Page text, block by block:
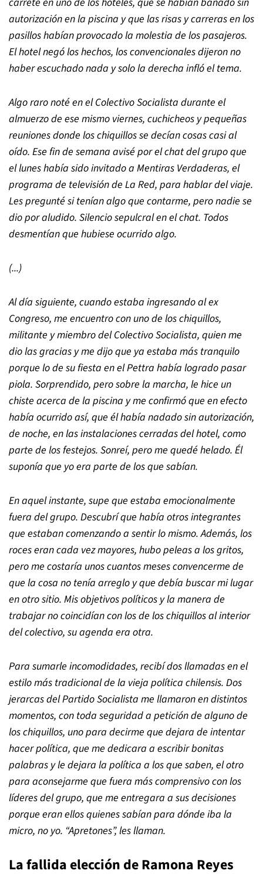
autorización en la piscina y que las risas y carreras en los
pasillos habían provocado la molestia de los pasajeros.
El hotel negó los hechos, los convencionales dijeron no
haber escuchado nada y solo la derecha infló el tema.
Algo raro noté en el Colectivo Socialista durante el
almuerzo de ese mismo viernes, cuchicheos y pequeñas
reuniones donde los chiquillos se decían cosas casi al
oído. Ese fin de semana avisé por el chat del grupo que
el lunes había sido invitado a Mentiras Verdaderas, el
programa de televisión de La Red, para hablar del viaje.
Les pregunté si tenían algo que contarme, pero nadie se
dio por aludido. Silencio sepulcral en el chat. Todos
desmentían que hubiese ocurrido algo.
(...)
Al día siguiente, cuando estaba ingresando al ex
Congreso, me encuentro con uno de los chiquillos,
militante y miembro del Colectivo Socialista, quien me
dio las gracias y me dijo que ya estaba más tranquilo
porque lo de su fiesta en el Pettra había logrado pasar
piola. Sorprendido, pero sobre la marcha, le hice un
chiste acerca de la piscina y me confirmó que en efecto
había ocurrido así, que él había nadado sin autorización,
de noche, en las instalaciones cerradas del hotel, como
parte de los festejos. Sonreí, pero me quedé helado. Él
suponía que yo era parte de los que sabían.
En aquel instante, supe que estaba emocionalmente
fuera del grupo. Descubrí que había otros integrantes
que estaban comenzando a sentir lo mismo. Además, los
roces eran cada vez mayores, hubo peleas a los gritos,
pero me costaría unos cuantos meses convencerme de
que la cosa no tenía arreglo y que debía buscar mi lugar
en otro sitio. Mis objetivos políticos y la manera de
trabajar no coincidían con los de los chiquillos al interior
del colectivo, su agenda era otra.
Para sumarle incomodidades, recibí dos llamadas en el
estilo más tradicional de la vieja política chilensis. Dos
jerarcas del Partido Socialista me llamaron en distintos
momentos, con toda seguridad a petición de alguno de
los chiquillos, uno para decirme que dejara de intentar
hacer política, que me dedicara a escribir bonitas
palabras y le dejara la política a los que saben, el otro
para aconsejarme que fuera más comprensivo con los
líderes del grupo, que me entregara a sus decisiones
porque eran ellos quienes sabían para dónde iba la
micro, no yo. “Apretones”, les llaman.
La fallida elección de Ramona Reyes